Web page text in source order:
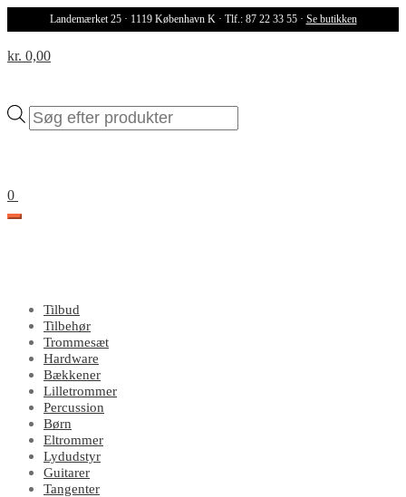
Landemærket 25 · 1119 København K · Tlf.: 87 22 33 55 · Se butikken
Products
search
kr. 0,00
0
Tilbud
Tilbehør
Trommesæt
Hardware
Bækkener
Lilletrommer
Percussion
Børn
Eltrommer
Lydudstyr
Guitarer
Tangenter